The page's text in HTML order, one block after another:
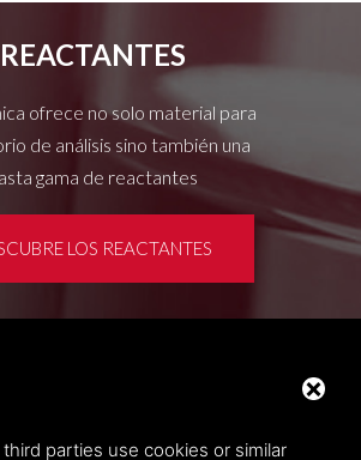
REACTANTES
ofrece no solo material para
de análisis sino también una
gama de reactantes
LOS REACTANTES
parties use cookies or similar